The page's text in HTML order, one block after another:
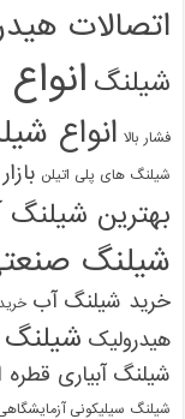
اتصالات
شیلنگ
فشار بالا انواع
شیلنگ های پلی اتیلن
بهترین
شیلنگ
خرید شیلنگ آب
هیدرولیک
شیلنگ آبیاری قطره
شیلنگ سیلیکونی